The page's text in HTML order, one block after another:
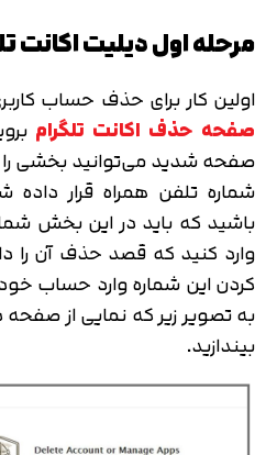
مرحله اول دیلیت اکانت
اولین کار برای حذف حساب
صفحه حذف اکانت تلگرام
صفحه شدید می‌توانید بخشی را
شماره تلفن همراه قرار
باشید که باید در این بخش
وارد کنید که قصد حذف آن را
کردن این شماره وارد حساب
به تصویر زیر که نمایی از
بیندازید.